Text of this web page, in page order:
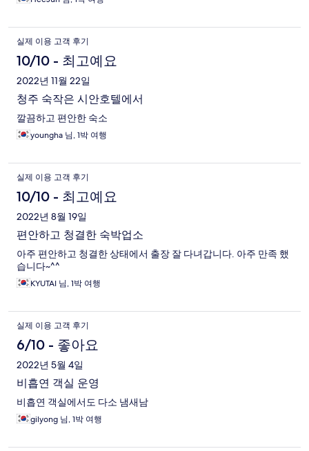
실제 이용 고객 후기
10/10 - 최고예요
2022년 11월 22일
청주 숙작은 시안호텔에서
깔끔하고 편안한 숙소
youngha 님, 1박 여행
실제 이용 고객 후기
10/10 - 최고예요
2022년 8월 19일
편안하고 청결한 숙박업소
아주 편안하고 청결한 상태에서 출장 잘 다녀갑니다. 아주 만족 했
습니다~^^
KYUTAI 님, 1박 여행
실제 이용 고객 후기
6/10 - 좋아요
2022년 5월 4일
비흡연 객실 운영
비흡연 객실에서도 다소 냄새남
gilyong 님, 1박 여행